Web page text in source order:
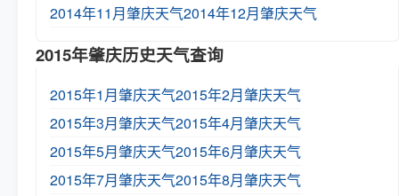
2014年11月肇庆天气2014年12月肇庆天气
2015年肇庆历史天气查询
2015年1月肇庆天气2015年2月肇庆天气
2015年3月肇庆天气2015年4月肇庆天气
2015年5月肇庆天气2015年6月肇庆天气
2015年7月肇庆天气2015年8月肇庆天气